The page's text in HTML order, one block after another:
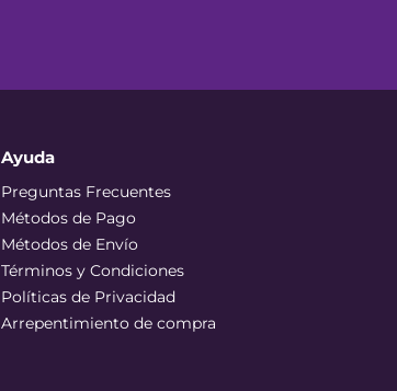
Ayuda
Preguntas Frecuentes
Métodos de Pago
Métodos de Envío
Términos y Condiciones
Políticas de Privacidad
Arrepentimiento de compra